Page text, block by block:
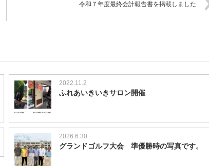
令和７年度最終会計報告書を掲載しました
2022.11.2
ふれあいきいきサロン開催
2026.6.30
グランドゴルフ大会 準優勝時の写真です。